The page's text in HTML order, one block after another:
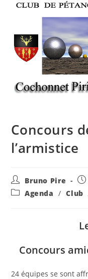
Concours
l’armistice
Auteur/autrice
de
la
Bruno Pire
PostAgenda / Club
Concours
24 équipes se sont